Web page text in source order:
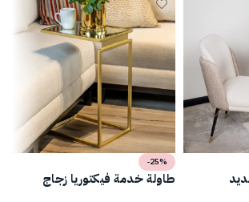
-25%
طاولة خدمة فيكتوريا زجاج